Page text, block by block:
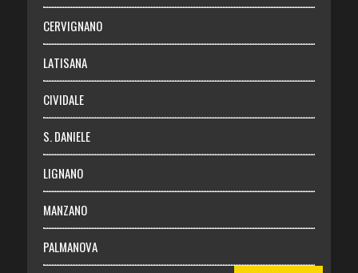
Abbonati
Login
CERVIGNANO
LATISANA
CIVIDALE
S. DANIELE
LIGNANO
MANZANO
PALMANOVA